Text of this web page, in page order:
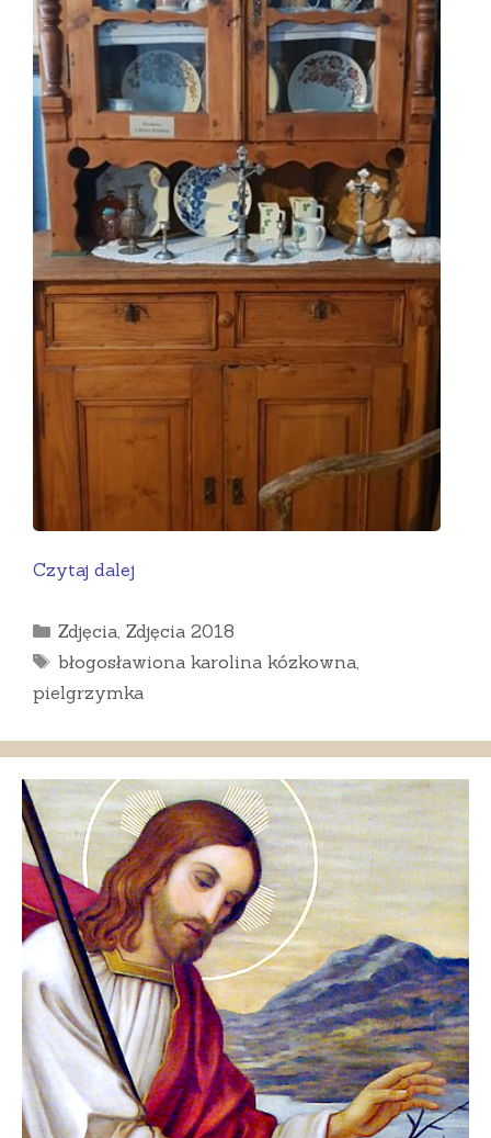
Czytaj dalej
Kategorie
Zdjęcia, Zdjęcia 2018
Tagi
błogosławiona karolina kózkowna,
pielgrzymka